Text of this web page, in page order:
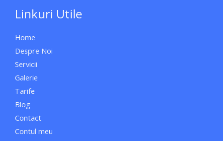
Linkuri Utile
Home
Despre Noi
Servicii
Galerie
Tarife
Blog
Contact
Contul meu